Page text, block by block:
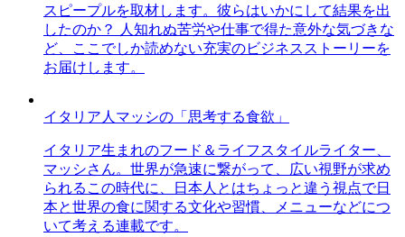
スピープルを取材します。彼らはいかにして結果を出
したのか？ 人知れぬ苦労や仕事で得た意外な気づきな
ど、ここでしか読めない充実のビジネスストーリーを
お届けします。
イタリア人マッシの「思考する食欲」
イタリア生まれのフード＆ライフスタイルライター、
マッシさん。世界が急速に繋がって、広い視野が求め
られるこの時代に、日本人とはちょっと違う視点で日
本と世界の食に関する文化や習慣、メニューなどにつ
いて考える連載です。